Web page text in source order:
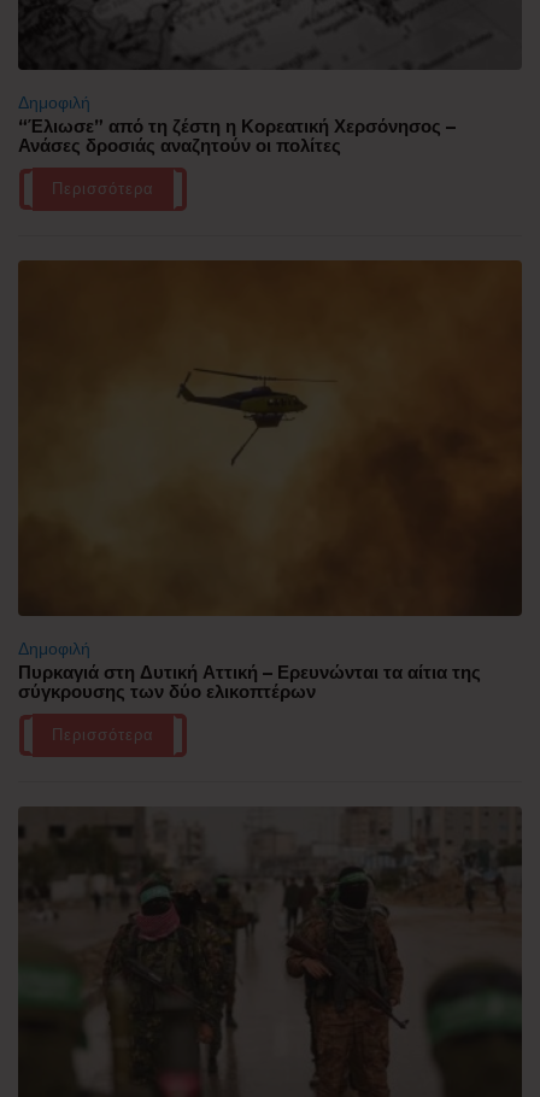
Δημοφιλή
“Έλιωσε” από τη ζέστη η Κορεατική Χερσόνησος –
Ανάσες δροσιάς αναζητούν οι πολίτες
Περισσότερα
Δημοφιλή
Πυρκαγιά στη Δυτική Αττική – Ερευνώνται τα αίτια της
σύγκρουσης των δύο ελικοπτέρων
Περισσότερα